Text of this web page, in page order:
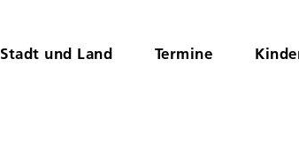
Stadt und Land Termine